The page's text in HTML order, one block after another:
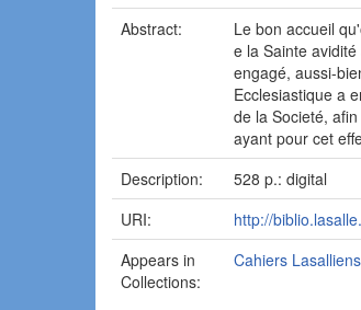
Abstract:
Le bon accueil
e la Sainte
engagé, aussi-
Ecclesiastique a
de la Societé,
ayant pour cet
Description:
528 p.: digital
URI:
http://
Appears in
Collections:
Cahiers Lasalliens